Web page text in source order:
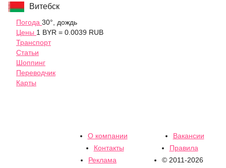
Витебск
Погода 30°, дождь
Цены 1 BYR = 0.0039 RUB
Транспорт
Статьи
Шоппинг
Переводчик
Карты
О компании
Вакансии
Контакты
Правила
Реклама
© 2011-2026